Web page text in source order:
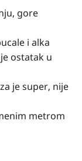
gore
i alka
ostatak u
je super, nije
metrom